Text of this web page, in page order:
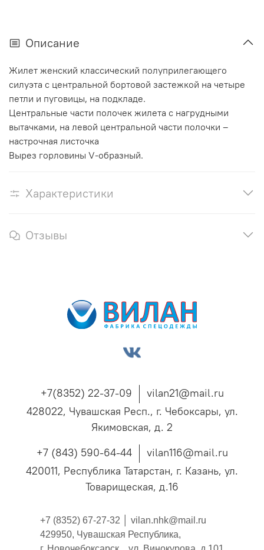
Описание
Жилет женский классический полуприлегающего
силуэта с центральной бортовой застежкой на четыре
петли и пуговицы, на подкладе.
Центральные части полочек жилета с нагрудными
вытачками, на левой центральной части полочки –
настрочная листочка
Вырез горловины V-образный.
Характеристики
Отзывы
+7(8352) 22-37-09
vilan21@mail.ru
428022, Чувашская Респ., г. Чебоксары, ул.
Якимовская, д. 2
+7 (843) 590-64-44
vilan116@mail.ru
420011, Республика Татарстан, г. Казань, ул.
Товарищеская, д.16
+7 (8352) 67-27-32 │ vilan.nhk@mail.ru
429950, Чувашская Республика,